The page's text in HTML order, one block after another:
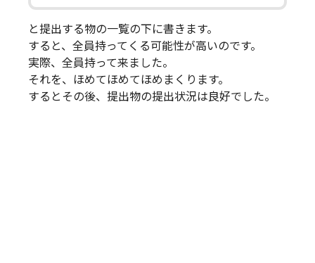
と提出する物の一覧の下に書きます。
すると、全員持ってくる可能性が高いのです。
実際、全員持って来ました。
それを、ほめてほめてほめまくります。
するとその後、提出物の提出状況は良好でした。